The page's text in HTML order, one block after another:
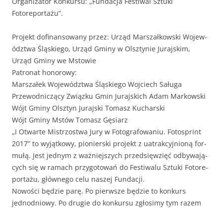
Fotoreportażu”.
Pro­jekt dofi­nan­sowany przez: Urząd Marsza­łkows­ki Wojew­
ództ­wa Śląskiego, Urząd Gminy w Olsz­tynie Jura­jskim,
Urząd Gminy we Mstowie
Patronat honorowy:
Marsza­łek Wojew­ództ­wa Śląskiego Woj­ciech Saługa
Prze­wod­niczą­cy Związku Gmin Jura­js­kich Adam Markowski
Wójt Gminy Olsz­tyn Jura­js­ki Tomasz Kucharski
Wójt Gminy Mstów Tomasz Gęsiarz
„I Otwarte Mis­tr­zost­wa Jury w Fotografowa­niu. Foto­sprint
2017” to wyjątkowy, pio­nier­s­ki pro­jekt z uatrak­cyjnioną for­
mułą. Jest jed­nym z ważniejszych przed­sięwz­ięć odby­wa­ją­
cych się w ramach przy­go­towań do Fes­ti­walu Sztu­ki Fotore­
por­tażu, głównego celu naszej Fundacji.
Nowoś­ci będzie parę. Po pier­wsze będzie to konkurs
jednod­niowy. Po drugie do konkur­su zgłosimy tym razem